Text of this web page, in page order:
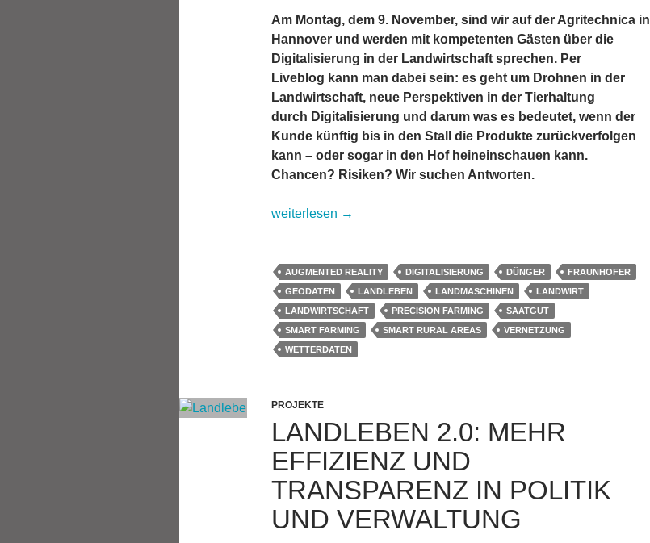
Am Montag, dem 9. November, sind wir auf der Agritechnica in
Hannover und werden mit kompetenten Gästen über die
Digitalisierung in der Landwirtschaft sprechen. Per
Liveblog kann man dabei sein: es geht um Drohnen in der
Landwirtschaft, neue Perspektiven in der Tierhaltung
durch Digitalisierung und darum was es bedeutet, wenn der
Kunde künftig bis in den Stall die Produkte zurückverfolgen
kann – oder sogar in den Hof heineinschauen kann.
Chancen? Risiken? Wir suchen Antworten.
Intelligente Welt berichtet am 9.11. von der Agritechnica
weiterlesen →
AUGMENTED REALITY DIGITALISIERUNG DÜNGER
FRAUNHOFER
GEODATEN
LANDLEBEN LANDMASCHINEN
LANDWIRT
LANDWIRTSCHAFT
PRECISION FARMING
SAATGUT
SMART FARMING
SMART RURAL AREAS
VERNETZUNG
WETTERDATEN
PROJEKTE
LANDLEBEN 2.0: MEHR
EFFIZIENZ UND
TRANSPARENZ IN POLITIK
UND VERWALTUNG